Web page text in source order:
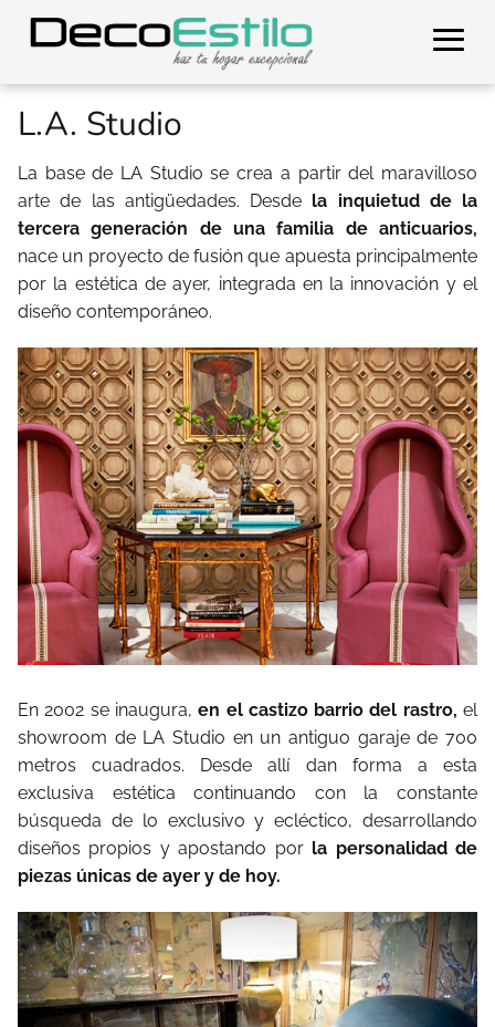
L.A. Studio
La base de LA Studio se crea a partir del maravilloso
arte de las antigüedades. Desde la inquietud de la
tercera generación de una familia de anticuarios,
nace un proyecto de fusión que apuesta principalmente
por la estética de ayer, integrada en la innovación y el
diseño contemporáneo.
En 2002 se inaugura, en el castizo barrio del rastro, el
showroom de LA Studio en un antiguo garaje de 700
metros cuadrados. Desde allí dan forma a esta
exclusiva estética continuando con la constante
búsqueda de lo exclusivo y ecléctico, desarrollando
diseños propios y apostando por la personalidad de
piezas únicas de ayer y de hoy.